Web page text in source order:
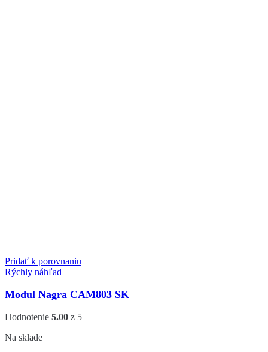
Pridať k porovnaniu
Rýchly náhľad
Modul Nagra CAM803 SK
Hodnotenie 5.00 z 5
Na sklade